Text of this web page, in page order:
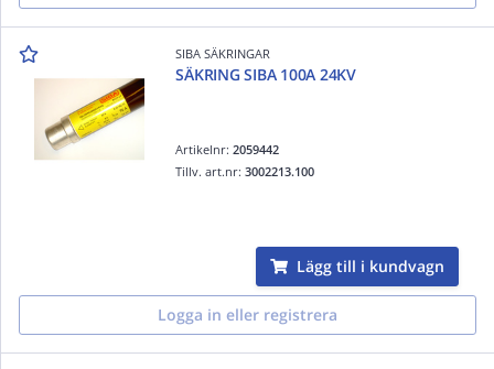
SIBA SÄKRINGAR
SÄKRING SIBA 100A 24KV
Artikelnr:2059442
Tillv. art.nr:3002213.100
Lägg till i kundvagn
Logga in eller registrera